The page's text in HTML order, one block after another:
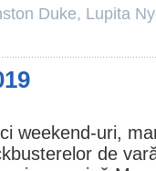
Duke, Lupita
weekend-uri,
de